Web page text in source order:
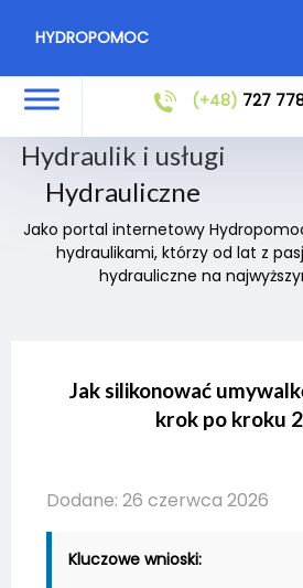
HYDROPOMOC
(+48) 727
Hydraulik i usługi
Hydrauliczne
Jako portal internetowy
hydraulikami, którzy od lat z
hydrauliczne na
Jak silikonować
krok po kroku
Dodane: 26 czerwca 2026
Kluczowe wnioski: